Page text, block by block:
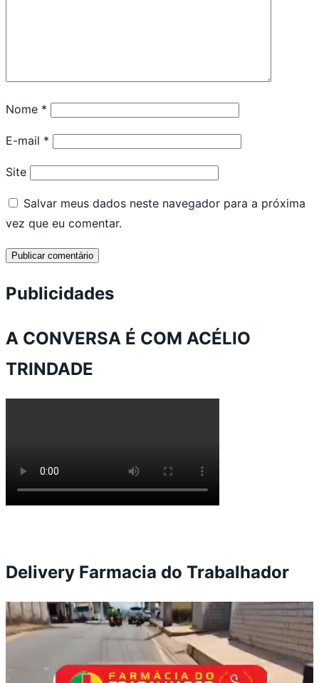
Nome *
E-mail *
Site
Salvar meus dados neste navegador para a próxima
vez que eu comentar.
Publicidades
A CONVERSA É COM ACÉLIO
TRINDADE
Delivery Farmacia do Trabalhador